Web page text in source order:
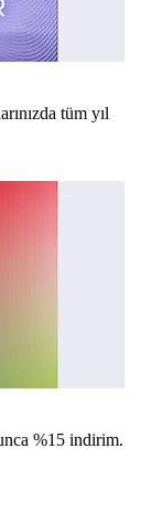
tüm yıl
%15 indirim.